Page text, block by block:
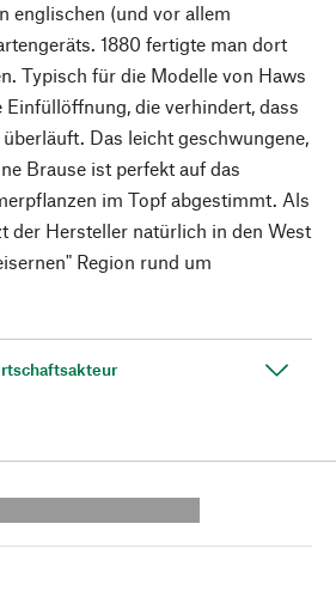
englischen (und vor allem
1880 fertigte man dort
Typisch für die Modelle von Haws
Einfüllöffnung, die verhindert, dass
Das leicht geschwungene,
Brause ist perfekt auf das
im Topf abgestimmt. Als
der Hersteller natürlich in den West
Region rund um